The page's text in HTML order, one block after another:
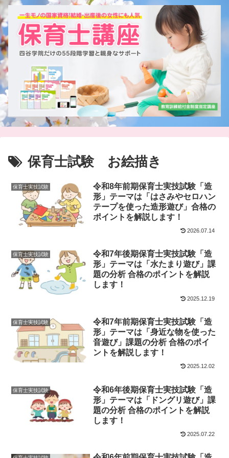
保育士試験 お絵描き
保育士実技試験
令和8年前期保育士実技試験「造
形」テーマは「はさみやセロハン
テープを使った造形遊び」合格の
ポイントを解説します！
2026.07.14
保育士実技試験
令和7年後期保育士実技試験「造
形」テーマは「水たまり遊び」課
題の分析 合格のポイントを解説
します！
2025.12.19
保育士実技試験
令和7年前期保育士実技試験「造
形」テーマは「身近な物を使った
音遊び」課題の分析 合格のポイ
ントを解説します！
2025.12.02
保育士実技試験
令和6年後期保育士実技試験「造
形」テーマは「ドングリ遊び」課
題の分析 合格のポイントを解説
します！
2025.07.22